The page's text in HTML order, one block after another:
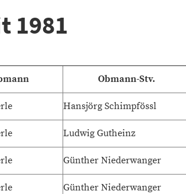
1981
Obmann-Stv.
Hansjörg Schimpfössl
Ludwig Gutheinz
Günther Niederwanger
Günther Niederwanger